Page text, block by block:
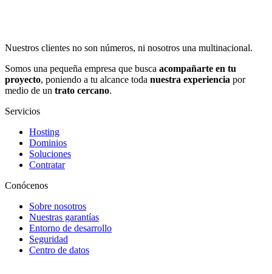
Nuestros clientes no son números, ni nosotros una multinacional.
Somos una pequeña empresa que busca acompañarte en tu
proyecto, poniendo a tu alcance toda nuestra experiencia por
medio de un trato cercano.
Servicios
Hosting
Dominios
Soluciones
Contratar
Conócenos
Sobre nosotros
Nuestras garantías
Entorno de desarrollo
Seguridad
Centro de datos